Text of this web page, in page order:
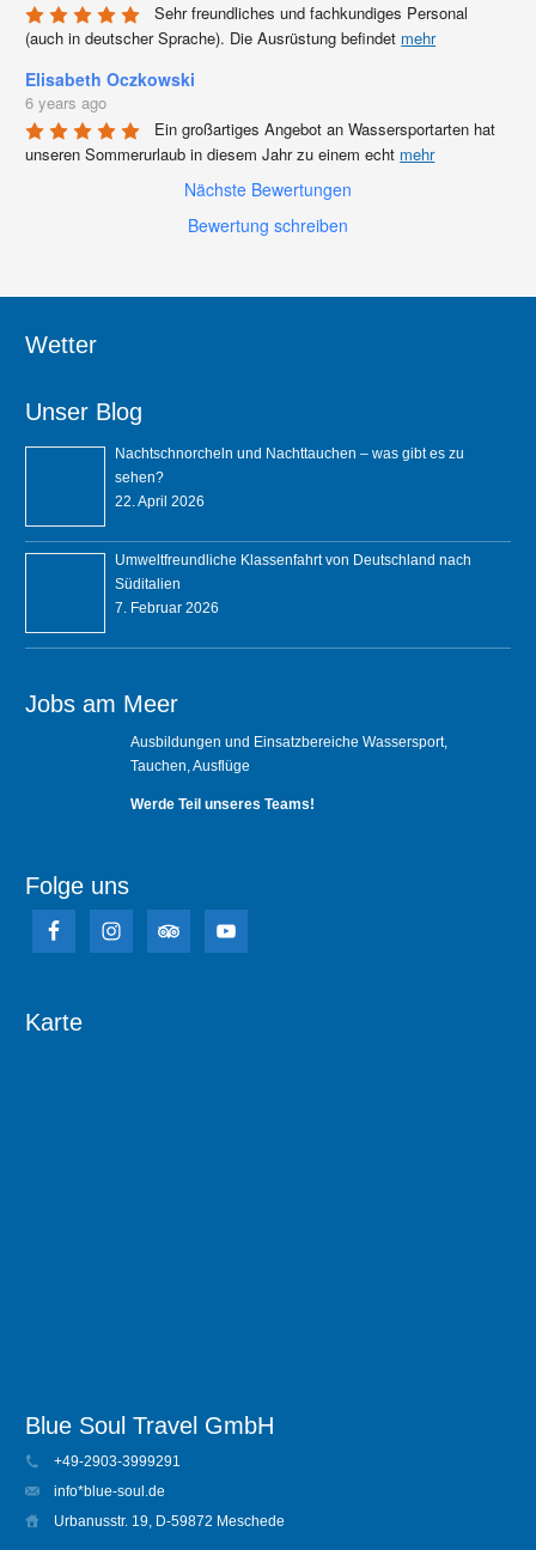
Sehr freundliches und fachkundiges Personal
(auch in deutscher Sprache). Die Ausrüstung befindet mehr
Elisabeth Oczkowski
6 years ago
Ein großartiges Angebot an Wassersportarten hat
unseren Sommerurlaub in diesem Jahr zu einem echt mehr
Nächste Bewertungen
Bewertung schreiben
Wetter
Unser Blog
Nachtschnorcheln und Nachttauchen – was gibt es zu
sehen?
22. April 2026
Umweltfreundliche Klassenfahrt von Deutschland nach
Süditalien
7. Februar 2026
Jobs am Meer
Ausbildungen und Einsatzbereiche Wassersport,
Tauchen, Ausflüge
Werde Teil unseres Teams!
Folge uns
Karte
Blue Soul Travel GmbH
+49-2903-3999291
info*blue-soul.de
Urbanusstr. 19, D-59872 Meschede